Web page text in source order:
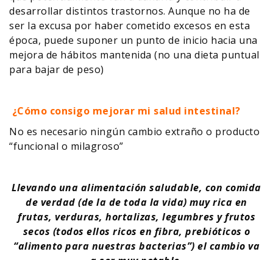
desarrollar distintos trastornos. Aunque no ha de
ser la excusa por haber cometido excesos en esta
época, puede suponer un punto de inicio hacia una
mejora de hábitos mantenida (no una dieta puntual
para bajar de peso)
¿Cómo consigo mejorar mi salud intestinal?
No es necesario ningún cambio extraño o producto
“funcional o milagroso”
Llevando una alimentación saludable, con comida
de verdad (de la de toda la vida) muy rica en
frutas, verduras, hortalizas, legumbres y frutos
secos (todos ellos ricos en fibra, prebióticos o
“alimento para nuestras bacterias”) el cambio va